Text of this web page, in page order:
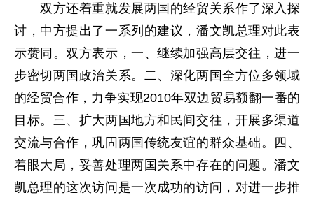
双方还着重就发展两国的经贸关系作了深入探
讨，中方提出了一系列的建议，潘文凯总理对此表
示赞同。双方表示，一、继续加强高层交往，进一
步密切两国政治关系。二、深化两国全方位多领域
的经贸合作，力争实现2010年双边贸易额翻一番的
目标。三、扩大两国地方和民间交往，开展多渠道
交流与合作，巩固两国传统友谊的群众基础。四、
着眼大局，妥善处理两国关系中存在的问题。潘文
凯总理的这次访问是一次成功的访问，对进一步推